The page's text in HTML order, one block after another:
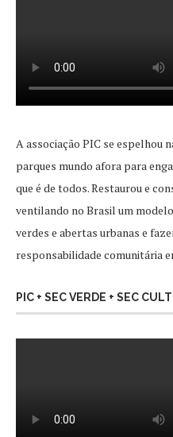
A associação PIC se espelhou
parques mundo afora para
que é de todos. Restaurou e
ventilando no Brasil um
verdes e abertas urbanas e
responsabilidade comunitária
PIC + SEC VERDE + SEC